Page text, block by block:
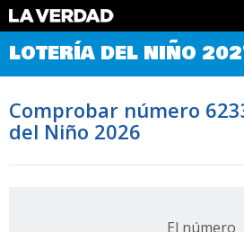
Comprobar Loteria del Niño
Premios
Noticias
Datos
Historia
LOTERÍA DEL NIÑO
Comprobar número
del Niño 2026
El número